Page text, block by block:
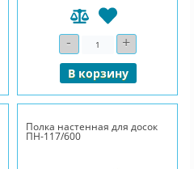
- Количество+
В корзину
Полка настенная для досок
ПН-117/600